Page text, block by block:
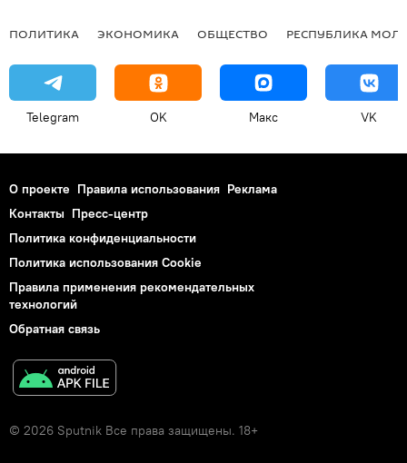
ПОЛИТИКА ЭКОНОМИКА ОБЩЕСТВО РЕСПУБЛИКА
Telegram OK Макс VK
О проекте Правила использования Реклама
Контакты Пресс-центр
Политика конфиденциальности
Политика использования Cookie
Правила применения рекомендательных
технологий
Обратная связь
© 2026 Sputnik Все права защищены. 18+